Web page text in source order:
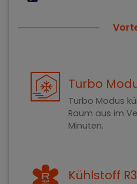
Turbo
Turbo Modus
Raum aus im
Minuten.